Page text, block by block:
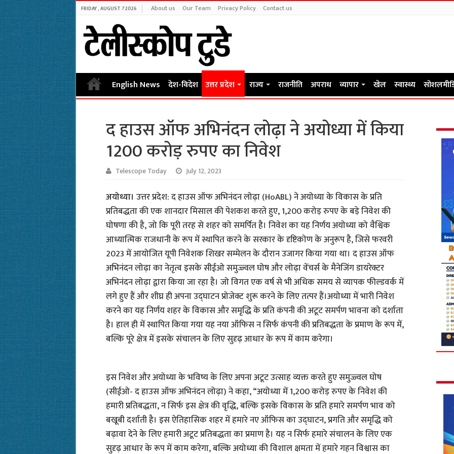
FRIDAY , AUGUST 7 2026 About us Our Team Privacy Policy Contact us
English News देश-विदेश उत्तर प्रदेश राज्य राजनीति अपराध व्यापार खेल स्वास्थ्य
द हाउस ऑफ अभिनंदन लोढ़ा ने अयोध्या में किया
1200 करोड़ रुपए का निवेश
Telescope Today July 12, 2023
अयोध्या। उत्तर प्रदेश: द हाउस ऑफ अभिनंदन लोढ़ा (HoABL) ने अयोध्या के विकास के प्रति
प्रतिबद्धता की एक शानदार मिसाल की पेशकश करते हुए, 1,200 करोड़ रुपए के बड़े निवेश की
घोषणा की है, जो कि पूरी तरह से शहर को समर्पित है। निवेश का यह निर्णय अयोध्या को वैश्विक
आध्यात्मिक राजधानी के रूप में स्थापित करने के सरकार के दृष्टिकोण के अनुरूप है, जिसे फरवरी
2023 में आयोजित यूपी निवेशक शिखर सम्मेलन के दौरान उजागर किया गया था। द हाउस ऑफ
अभिनंदन लोढ़ा का नेतृत्व इसके सीईओ समुज्ज्वल घोष और लोढ़ा वेंचर्स के मैनेजिंग डायरेक्टर
अभिनंदन लोढ़ा द्वारा किया जा रहा है। जो विगत एक वर्ष से भी अधिक समय से व्यापक फील्डवर्क में
लगे हुए हैं और शीघ्र ही अपना उद्घाटन प्रोजेक्ट शुरू करने के लिए तत्पर हैं।अयोध्या में भारी निवेश
करने का यह निर्णय शहर के विकास और समृद्धि के प्रति कंपनी की अटूट समर्पण भावना को दर्शाता
है। हाल ही में स्थापित किया गया यह नया ऑफिस न सिर्फ कंपनी की प्रतिबद्धता के प्रमाण के रूप में,
बल्कि पूरे क्षेत्र में इसके संचालन के लिए सुदृढ़ आधार के रूप में काम करेगा।
इस निवेश और अयोध्या के भविष्य के लिए अपना अटूट उत्साह व्यक्त करते हुए समुज्ज्वल घोष
(सीईओ- द हाउस ऑफ अभिनंदन लोढ़ा) ने कहा, “अयोध्या में 1,200 करोड़ रुपए के निवेश की
हमारी प्रतिबद्धता, न सिर्फ इस क्षेत्र की वृद्धि, बल्कि इसके विकास के प्रति हमारे समर्पण भाव को
बखूबी दर्शाती है। इस ऐतिहासिक शहर में हमारे नए ऑफिस का उद्घाटन, प्रगति और समृद्धि को
बढ़ावा देने के लिए हमारी अटूट प्रतिबद्धता का प्रमाण है। यह न सिर्फ हमारे संचालन के लिए एक
सुदृढ़ आधार के रूप में काम करेगा, बल्कि अयोध्या की विशाल क्षमता में हमारे गहन विश्वास का